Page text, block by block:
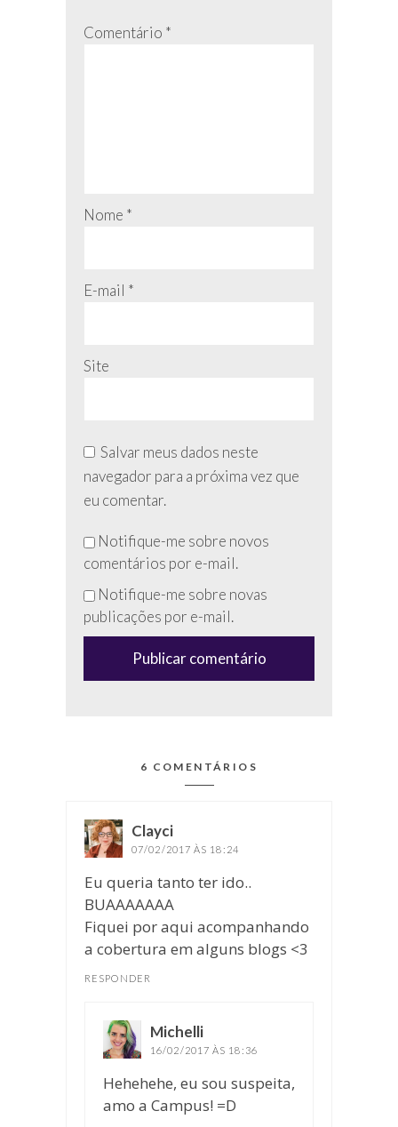
Comentário *
Nome *
E-mail *
Site
Salvar meus dados neste
navegador para a próxima vez que
eu comentar.
Não
preencha
esse
campo
(anti-
Notifique-me sobre novos
comentários por e-mail.
Notifique-me sobre novas
publicações por e-mail.
6 COMENTÁRIOS
Clayci
07/02/2017 ÀS 18:24
Eu queria tanto ter ido..
BUAAAAAAA
Fiquei por aqui acompanhando
a cobertura em alguns blogs <3
RESPONDER
Michelli
16/02/2017 ÀS 18:36
Hehehehe, eu sou suspeita,
amo a Campus! =D